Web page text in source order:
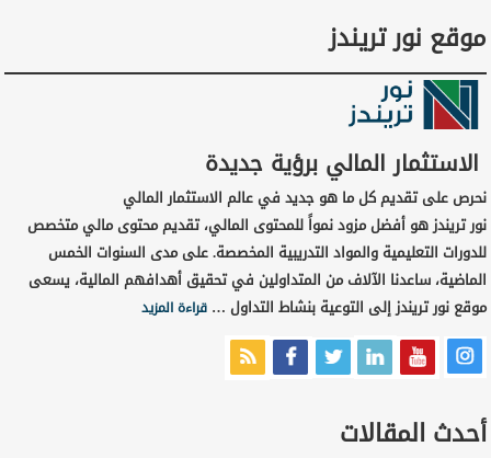
موقع نور تريندز
الاستثمار المالي برؤية جديدة
نحرص على تقديم كل ما هو جديد في عالم الاستثمار المالي
نور تريندز هو أفضل مزود نمواً للمحتوى المالي، تقديم محتوى مالي متخصص
للدورات التعليمية والمواد التدريبية المخصصة. على مدى السنوات الخمس
الماضية، ساعدنا الآلاف من المتداولين في تحقيق أهدافهم المالية، يسعى
موقع نور تريندز إلى التوعية بنشاط التداول …قراءة المزيد
أحدث المقالات